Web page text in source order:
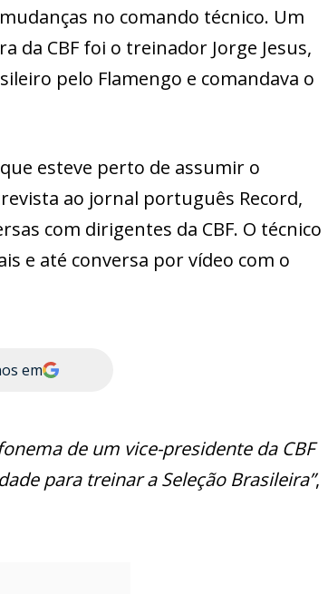
no comando técnico. Um
da CBF foi o treinador Jorge Jesus,
pelo Flamengo e comandava o
esteve perto de assumir o
ao jornal português Record,
com dirigentes da CBF. O técnico
e até conversa por vídeo com o
em
de um vice-presidente da CBF
para treinar a Seleção Brasileira”,